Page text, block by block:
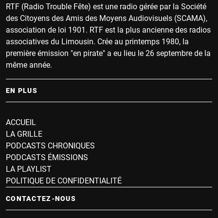
RTF (Radio Trouble Fête) est une radio gérée par la Société
des Citoyens des Amis des Moyens Audiovisuels (SCAMA),
association de loi 1901. RTF est la plus ancienne des radios
associatives du Limousin. Crée au printemps 1980, la
première émission "en pirate" a eu lieu le 26 septembre de la
même année.
EN PLUS
ACCUEIL
LA GRILLE
PODCASTS CHRONIQUES
PODCASTS ÉMISSIONS
LA PLAYLIST
POLITIQUE DE CONFIDENTIALITÉ
CONTACTEZ-NOUS